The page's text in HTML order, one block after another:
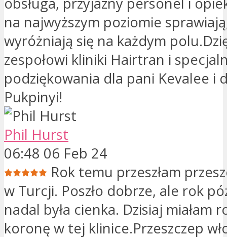
na najwyższym poziomie
wyróżniają się na każdym
zespołowi kliniki Hairtran i
podziękowania dla pani Kevalee i
Pukpinyi!
Phil Hurst
06:48 06 Feb 24
Rok temu przeszłam
w Turcji. Poszło dobrze, ale rok
nadal była cienka. Dzisiaj miałam
koronę w tej klinice.Przeszczep